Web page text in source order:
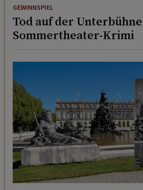
GEWINNSPIEL
Tod auf der
Sommertheater-Krimi